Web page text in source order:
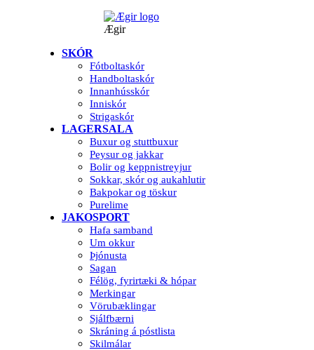
Ægir
SKÓR
Fótboltaskór
Handboltaskór
Innanhússkór
Inniskór
Strigaskór
LAGERSALA
Buxur og stuttbuxur
Peysur og jakkar
Bolir og keppnistreyjur
Sokkar, skór og aukahlutir
Bakpokar og töskur
Purelime
JAKOSPORT
Hafa samband
Um okkur
Þjónusta
Sagan
Félög, fyrirtæki & hópar
Merkingar
Vörubæklingar
Sjálfbærni
Skráning á póstlista
Skilmálar